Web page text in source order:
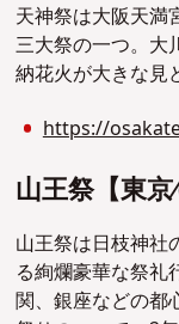
天神祭は大阪天満
三大祭の一つ。大
納花火が大きな見
https://
⼭王祭【東京
山王祭は日枝神社
る絢爛豪華な祭礼
関、銀座などの都